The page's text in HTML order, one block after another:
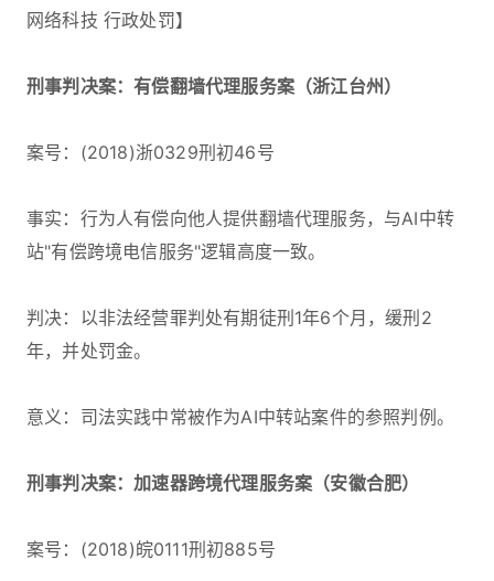
网络科技 行政处罚】
刑事判决案：有偿翻墙代理服务案（浙江台州）
案号：(2018)浙0329刑初46号
事实：行为人有偿向他人提供翻墙代理服务，与AI中转
站"有偿跨境电信服务"逻辑高度一致。
判决：以非法经营罪判处有期徒刑1年6个月，缓刑2
年，并处罚金。
意义：司法实践中常被作为AI中转站案件的参照判例。
刑事判决案：加速器跨境代理服务案（安徽合肥）
案号：(2018)皖0111刑初885号